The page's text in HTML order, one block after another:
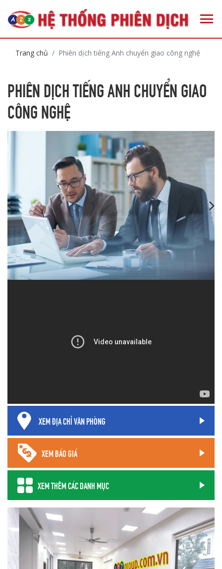
Trang chủ Phiên dịch tiếng Anh chuyển giao công nghệ
PHIÊN DỊCH TIẾNG ANH CHUYỂN GIAO
CÔNG NGHỆ
XEM ĐỊA CHỈ VĂN PHÒNG
XEM BÁO GIÁ
XEM THÊM CÁC DANH MỤC